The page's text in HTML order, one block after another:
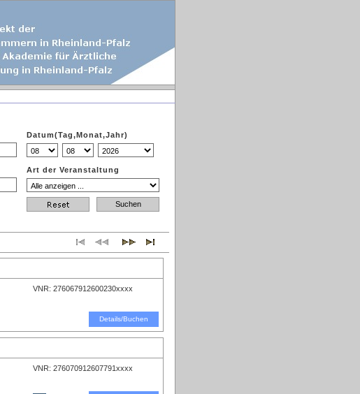
Datum(Tag,Monat,Jahr)
Art der Veranstaltung
VNR: 276067912600230xxxx
Details/Buchen
VNR: 276070912607791xxxx